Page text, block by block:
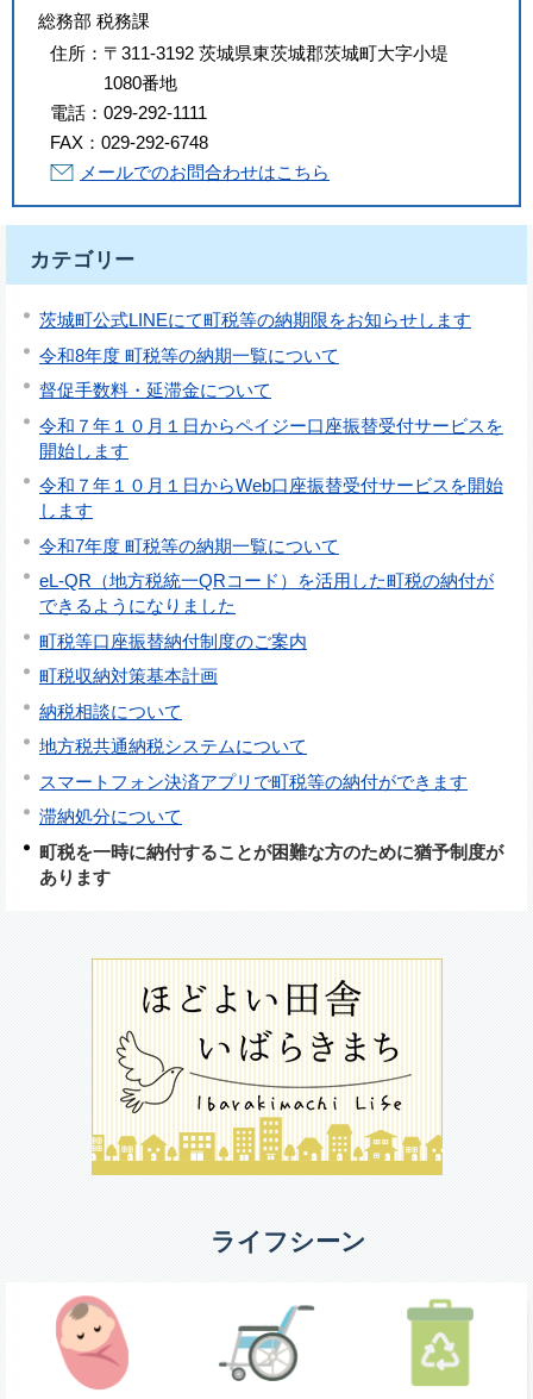
総務部 税務課
住所： 〒311-3192 茨城県東茨城郡茨城町大字小堤
1080番地
電話： 029-292-1111
FAX： 029-292-6748
メールでのお問合わせはこちら
カテゴリー
茨城町公式LINEにて町税等の納期限をお知らせします
令和8年度 町税等の納期一覧について
督促手数料・延滞金について
令和７年１０月１日からペイジー口座振替受付サービスを
開始します
令和７年１０月１日からWeb口座振替受付サービスを開始
します
令和7年度 町税等の納期一覧について
eL-QR（地方税統一QRコード）を活用した町税の納付が
できるようになりました
町税等口座振替納付制度のご案内
町税収納対策基本計画
納税相談について
地方税共通納税システムについて
スマートフォン決済アプリで町税等の納付ができます
滞納処分について
町税を一時に納付することが困難な方のために猶予制度が
あります
ライフシーン